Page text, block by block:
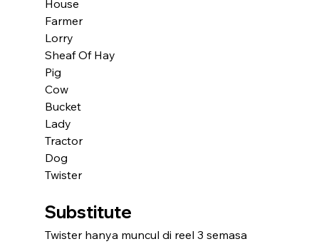
House
Farmer
Lorry
Sheaf Of Hay
Pig
Cow
Bucket
Lady
Tractor
Dog
Twister
Substitute
Twister hanya muncul di reel 3 semasa